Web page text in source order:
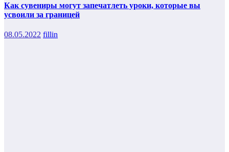
Как сувениры могут запечатлеть уроки, которые вы
усвоили за границей
08.05.2022 fillin